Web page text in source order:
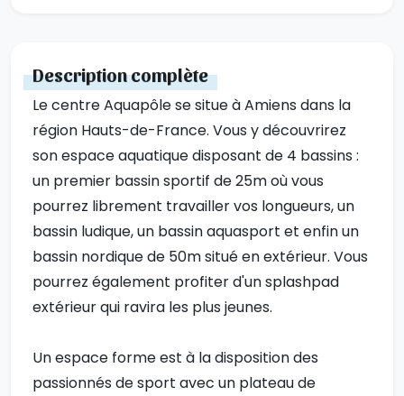
Description complète
Le centre Aquapôle se situe à Amiens dans la
région Hauts-de-France. Vous y découvrirez
son espace aquatique disposant de 4 bassins :
un premier bassin sportif de 25m où vous
pourrez librement travailler vos longueurs, un
bassin ludique, un bassin aquasport et enfin un
bassin nordique de 50m situé en extérieur. Vous
pourrez également profiter d'un splashpad
extérieur qui ravira les plus jeunes.
Un espace forme est à la disposition des
passionnés de sport avec un plateau de